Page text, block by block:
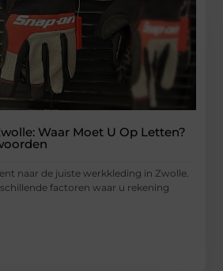
Waar Moet U Op Letten?
naar de juiste werkkleding in Zwolle.
factoren waar u rekening